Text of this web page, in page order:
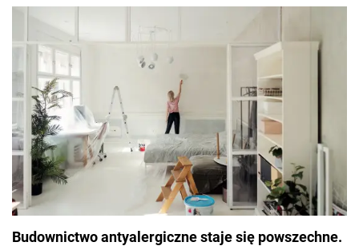
Budownictwo antyalergiczne staje się powszechne.